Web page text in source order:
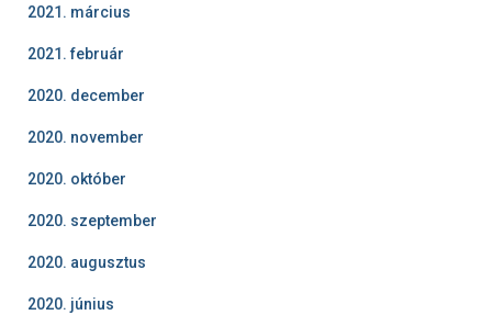
2021. március
2021. február
2020. december
2020. november
2020. október
2020. szeptember
2020. augusztus
2020. június